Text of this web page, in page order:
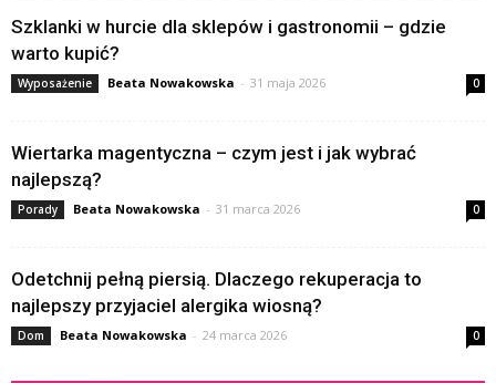
Szklanki w hurcie dla sklepów i gastronomii – gdzie
warto kupić?
Wyposażenie Beata Nowakowska - 31 maja 2026 0
Wiertarka magentyczna – czym jest i jak wybrać
najlepszą?
Porady Beata Nowakowska - 31 marca 2026 0
Odetchnij pełną piersią. Dlaczego rekuperacja to
najlepszy przyjaciel alergika wiosną?
Dom Beata Nowakowska - 24 marca 2026 0